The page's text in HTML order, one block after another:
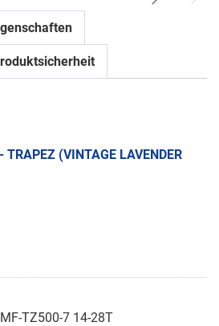
TRAPEZ (VINTAGE LAVENDER
TZ500-7 14-28T